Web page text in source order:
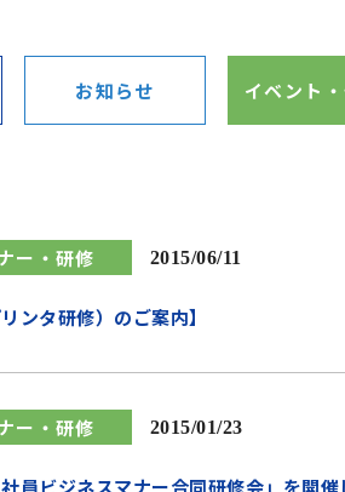
お知らせ イベント
ー・研修 2015/06/11
ンタ研修）のご案内】
ー・研修 2015/01/23
員ビジネスマナー合同研修会」を開催